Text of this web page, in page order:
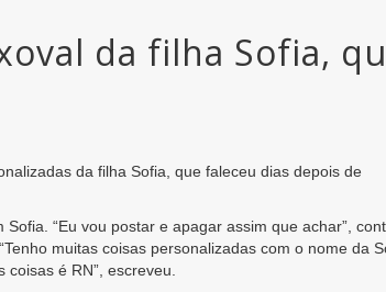
da filha Sofia,
da filha Sofia, que faleceu dias depois de
“Eu vou postar e apagar assim que achar”,
muitas coisas personalizadas com o nome da
é RN”, escreveu.